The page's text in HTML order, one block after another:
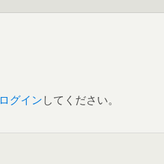
ログインしてください。